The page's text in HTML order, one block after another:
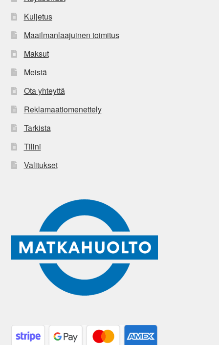
Kuljetus
Maailmanlaajuinen toimitus
Maksut
Meistä
Ota yhteyttä
Reklamaatiomenettely
Tarkista
Tilini
Valitukset